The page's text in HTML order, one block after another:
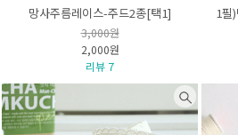
망사주름레이스-주드2종[택1]
3,000원
2,000원
리뷰 7
1필